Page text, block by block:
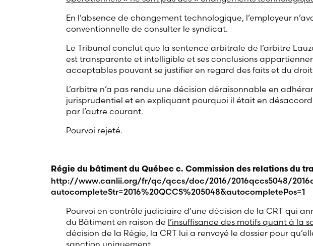
En l’absence de changement technologique, l’employeur
conventionnelle de consulter le syndicat.
Le Tribunal conclut que la sentence arbitrale de l’arbitre
est transparente et intelligible et ses conclusions
acceptables pouvant se justifier en regard des faits et du
L’arbitre n’a pas rendu une décision déraisonnable en
jurisprudentiel et en expliquant pourquoi il était en
par l’autre courant.
Pourvoi rejeté.
Régie du bâtiment du Québec c. Commission des relations du
http://www.canlii.org/fr/qc/qccs/doc/2016/2016qccs5048/
autocompleteStr=2016%20QCCS%205048&autocompletePos=1
Pourvoi en contrôle judiciaire d’une décision de la CRT qui
du Bâtiment en raison de l’insuffisance des motifs quant à la
décision de la Régie, la CRT lui a renvoyé le dossier pour
sanction uniquement.